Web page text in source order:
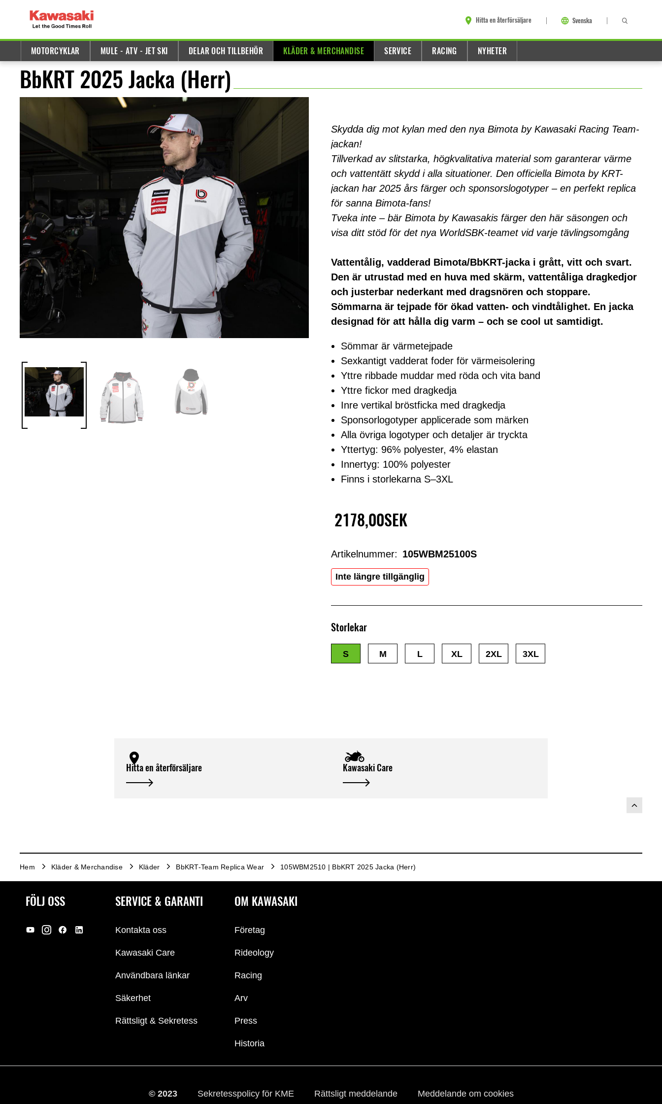
Hitta en återförsäljare Svenska
MOTORCYKLAR MULE - ATV - JET SKI DELAR OCH TILLBEHÖR KLÄDER & MERCHANDISE SERVICE RACING NYHETER
BbKRT 2025 Jacka (Herr)
Skydda dig mot kylan med den nya Bimota by Kawasaki Racing Team-
jackan!
Tillverkad av slitstarka, högkvalitativa material som garanterar värme
och vattentätt skydd i alla situationer. Den officiella Bimota by KRT-
jackan har 2025 års färger och sponsorslogotyper – en perfekt replica
för sanna Bimota-fans!
Tveka inte – bär Bimota by Kawasakis färger den här säsongen och
visa ditt stöd för det nya WorldSBK-teamet vid varje tävlingsomgång
Vattentålig, vadderad Bimota/BbKRT-jacka i grått, vitt och svart.
Den är utrustad med en huva med skärm, vattentåliga dragkedjor
och justerbar nederkant med dragsnören och stoppare.
Sömmarna är tejpade för ökad vatten- och vindtålighet. En jacka
designad för att hålla dig varm – och se cool ut samtidigt.
Sömmar är värmetejpade
Sexkantigt vadderat foder för värmeisolering
Yttre ribbade muddar med röda och vita band
Yttre fickor med dragkedja
Inre vertikal bröstficka med dragkedja
Sponsorlogotyper applicerade som märken
Alla övriga logotyper och detaljer är tryckta
Yttertyg: 96% polyester, 4% elastan
Innertyg: 100% polyester
Finns i storlekarna S–3XL
2178,00SEK
Inte längre tillgänglig
Storlekar
S M L XL 2XL 3XL
Artikelnummer: 105WBM25100S
Hitta en återförsäljare Kawasaki Care
Hem Kläder & Merchandise Kläder BbKRT-Team Replica Wear 105WBM2510 | BbKRT 2025 Jacka (Herr)
FÖLJ OSS SERVICE & GARANTI
Kontakta oss
Kawasaki Care
Användbara länkar
Säkerhet
Rättsligt & Sekretess
OM KAWASAKI
Företag
Rideology
Racing
Arv
Press
Historia
© 2023 Sekretesspolicy för KME Rättsligt meddelande Meddelande om cookies